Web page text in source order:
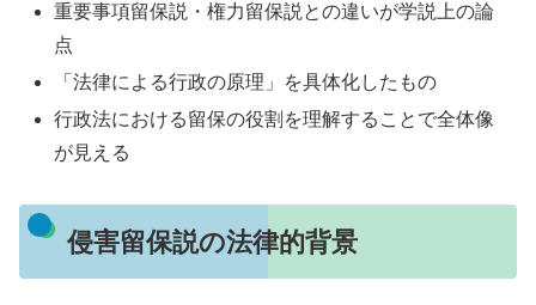
重要事項留保説・権力留保説との違いが学説上の論
点
「法律による行政の原理」を具体化したもの
行政法における留保の役割を理解することで全体像
が見える
侵害留保説の法律的背景